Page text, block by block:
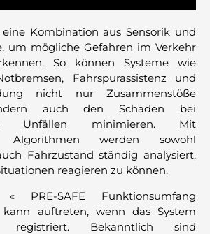
eine Kombination aus Sensorik und
um mögliche Gefahren im Verkehr
So können Systeme wie
Fahrspurassistenz und
nicht nur Zusammenstöße
auch den Schaden bei
Unfällen minimieren. Mit
Algorithmen werden sowohl
Fahrzustand ständig analysiert,
reagieren zu können.
PRE-SAFE Funktionsumfang
kann auftreten, wenn das System
Bekanntlich sind